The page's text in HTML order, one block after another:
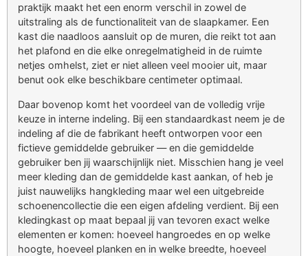
praktijk maakt het een enorm verschil in zowel de
uitstraling als de functionaliteit van de slaapkamer. Een
kast die naadloos aansluit op de muren, die reikt tot aan
het plafond en die elke onregelmatigheid in de ruimte
netjes omhelst, ziet er niet alleen veel mooier uit, maar
benut ook elke beschikbare centimeter optimaal.
Daar bovenop komt het voordeel van de volledig vrije
keuze in interne indeling. Bij een standaardkast neem je de
indeling af die de fabrikant heeft ontworpen voor een
fictieve gemiddelde gebruiker — en die gemiddelde
gebruiker ben jij waarschijnlijk niet. Misschien hang je veel
meer kleding dan de gemiddelde kast aankan, of heb je
juist nauwelijks hangkleding maar wel een uitgebreide
schoenencollectie die een eigen afdeling verdient. Bij een
kledingkast op maat bepaal jij van tevoren exact welke
elementen er komen: hoeveel hangroedes en op welke
hoogte, hoeveel planken en in welke breedte, hoeveel